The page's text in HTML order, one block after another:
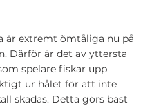
är extremt ömtåliga nu på
Därför är det av yttersta
spelare fiskar upp
ur hålet för att inte
skadas. Detta görs bäst